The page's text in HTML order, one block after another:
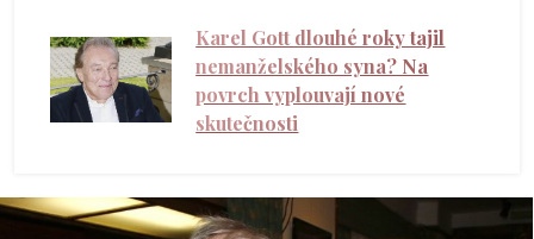
Karel Gott dlouhé roky tajil
nemanželského syna? Na
povrch vyplouvají nové
skutečnosti